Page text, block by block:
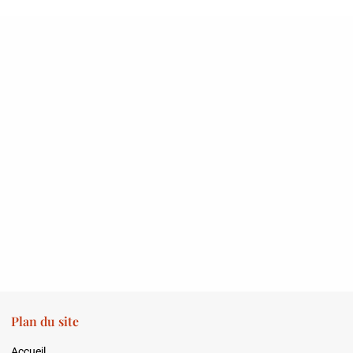
Plan du site